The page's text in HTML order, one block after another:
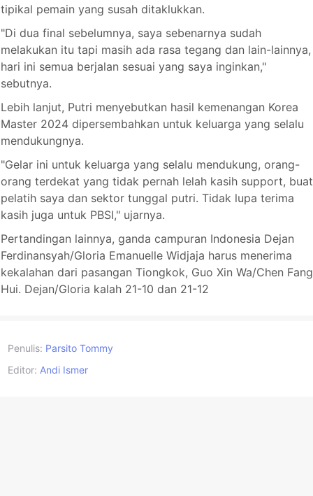
tipikal pemain yang susah ditaklukkan.
"Di dua final sebelumnya, saya sebenarnya sudah
melakukan itu tapi masih ada rasa tegang dan lain-lainnya,
hari ini semua berjalan sesuai yang saya inginkan,"
sebutnya.
Lebih lanjut, Putri menyebutkan hasil kemenangan Korea
Master 2024 dipersembahkan untuk keluarga yang selalu
mendukungnya.
"Gelar ini untuk keluarga yang selalu mendukung, orang-
orang terdekat yang tidak pernah lelah kasih support, buat
pelatih saya dan sektor tunggal putri. Tidak lupa terima
kasih juga untuk PBSI," ujarnya.
Pertandingan lainnya, ganda campuran Indonesia Dejan
Ferdinansyah/Gloria Emanuelle Widjaja harus menerima
kekalahan dari pasangan Tiongkok, Guo Xin Wa/Chen Fang
Hui. Dejan/Gloria kalah 21-10 dan 21-12
Penulis: Parsito Tommy
Editor: Andi Ismer